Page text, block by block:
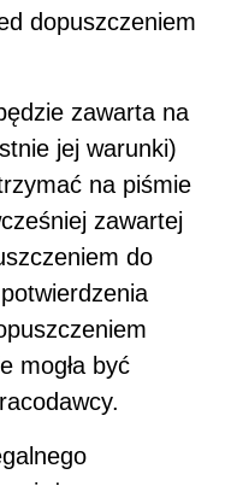
dopuszczeniem
zawarta na
jej warunki)
na piśmie
zawartej
do
mogła być